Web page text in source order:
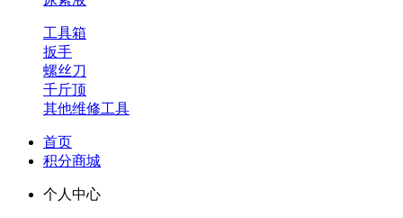
工具箱
扳手
螺丝刀
千斤顶
其他维修工具
首页
积分商城
个人中心